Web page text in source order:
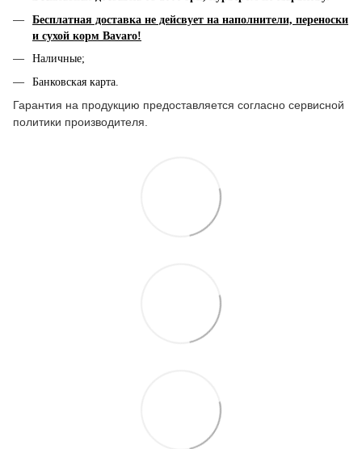
Бесплатная доставка не дейсвует на наполнители, переноски
и сухой корм Bavaro!
Наличные;
Банковская карта.
Гарантия на продукцию предоставляется согласно сервисной
политики производителя.